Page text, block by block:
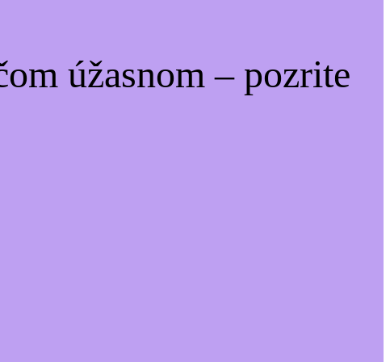
úžasnom – pozrite